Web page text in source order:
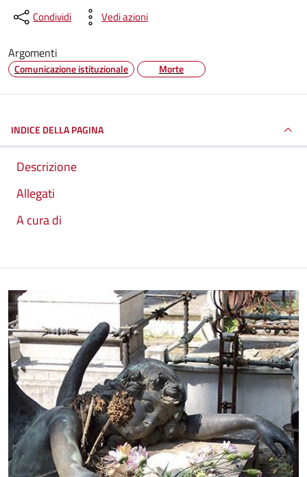
Condividi Vedi azioni
Argomenti
Comunicazione istituzionale Morte
INDICE DELLA PAGINA
Descrizione
Allegati
A cura di